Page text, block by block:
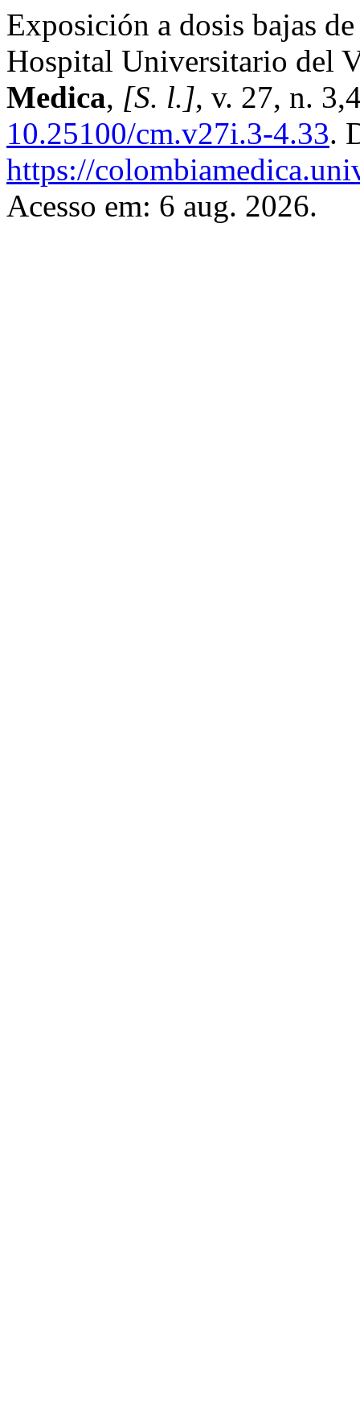
Exposición a dosis bajas
Hospital Universitario del
Medica, [S. l.], v. 27, n.
10.25100/cm.v27i.3-4.33.
https://
Acesso em: 6 aug. 2026.